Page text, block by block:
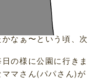
なぁ〜という頃、次
の様に公園に行きま
マさん(パパさん)が